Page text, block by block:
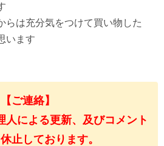
らは充分気をつけて買い物した
います
【ご連絡】
人による更新、及びコメント
止しております。